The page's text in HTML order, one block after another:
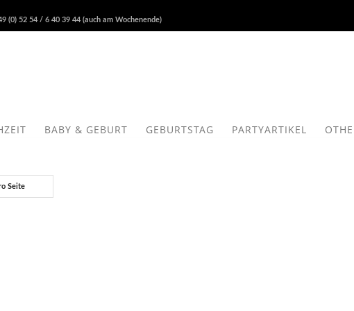
52 54 / 6 40 39 44 (auch am Wochenende)
BABY & GEBURT GEBURTSTAG PARTYARTIKEL
Seite